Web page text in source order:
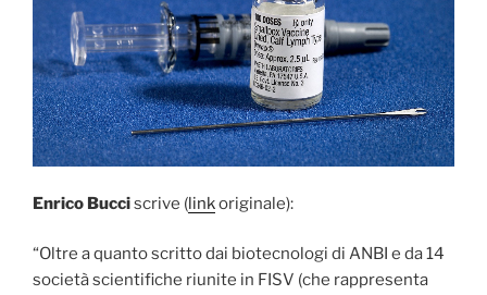
Enrico Bucciscrive (linkoriginale):
“Oltre a quanto scritto dai biotecnologi di ANBI e da 14
società scientifiche riunite in FISV (che rappresenta